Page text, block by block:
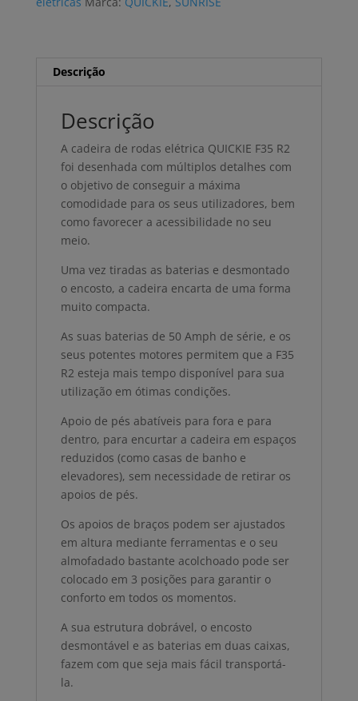
Descrição
Descrição
A cadeira de rodas elétrica QUICKIE F35 R2
foi desenhada com múltiplos detalhes com
o objetivo de conseguir a máxima
comodidade para os seus utilizadores, bem
como favorecer a acessibilidade no seu
meio.
Uma vez tiradas as baterias e desmontado
o encosto, a cadeira encarta de uma forma
muito compacta.
As suas baterias de 50 Amph de série, e os
seus potentes motores permitem que a F35
R2 esteja mais tempo disponível para sua
utilização em ótimas condições.
Apoio de pés abatíveis para fora e para
dentro, para encurtar a cadeira em espaços
reduzidos (como casas de banho e
elevadores), sem necessidade de retirar os
apoios de pés.
Os apoios de braços podem ser ajustados
em altura mediante ferramentas e o seu
almofadado bastante acolchoado pode ser
colocado em 3 posições para garantir o
conforto em todos os momentos.
A sua estrutura dobrável, o encosto
desmontável e as baterias em duas caixas,
fazem com que seja mais fácil transportá-
la.